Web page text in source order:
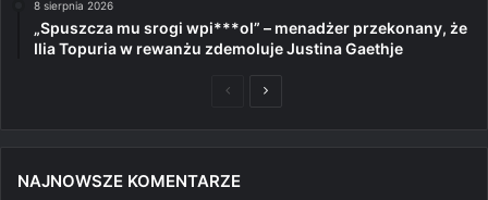
8 sierpnia 2026
„Spuszcza mu srogi wpi***ol” – menadżer przekonany, że
Ilia Topuria w rewanżu zdemoluje Justina Gaethje
PoprzedniaNastępna
NAJNOWSZE KOMENTARZE